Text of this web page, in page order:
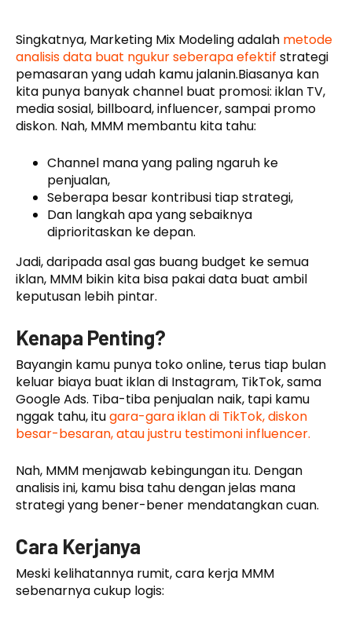
Singkatnya, Marketing Mix Modeling adalah metode
analisis data buat ngukur seberapa efektif strategi
pemasaran yang udah kamu jalanin.Biasanya kan
kita punya banyak channel buat promosi: iklan TV,
media sosial, billboard, influencer, sampai promo
diskon. Nah, MMM membantu kita tahu:
Channel mana yang paling ngaruh ke
penjualan,
Seberapa besar kontribusi tiap strategi,
Dan langkah apa yang sebaiknya
diprioritaskan ke depan.
Jadi, daripada asal gas buang budget ke semua
iklan, MMM bikin kita bisa pakai data buat ambil
keputusan lebih pintar.
Kenapa Penting?
Bayangin kamu punya toko online, terus tiap bulan
keluar biaya buat iklan di Instagram, TikTok, sama
Google Ads. Tiba-tiba penjualan naik, tapi kamu
nggak tahu, itugara-gara iklan di TikTok, diskon
besar-besaran, atau justru testimoni influencer.
Nah, MMM menjawab kebingungan itu. Dengan
analisis ini, kamu bisa tahu dengan jelas mana
strategi yang bener-bener mendatangkan cuan.
Cara Kerjanya
Meski kelihatannya rumit, cara kerja MMM
sebenarnya cukup logis: